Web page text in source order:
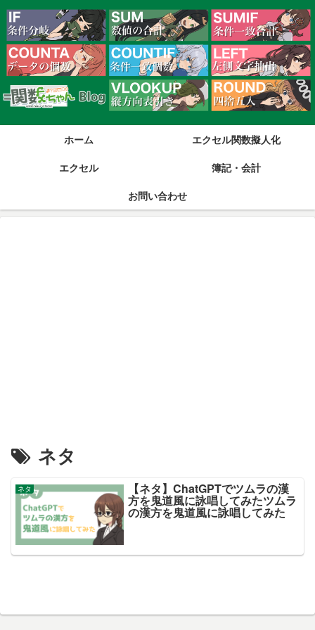
ホーム
エクセル関数擬人化
エクセル
簿記・会計
お問い合わせ
ネタ
ネタ 【ネタ】ChatGPTでツムラの漢
方を鬼道風に詠唱してみたツムラ
の漢方を鬼道風に詠唱してみた